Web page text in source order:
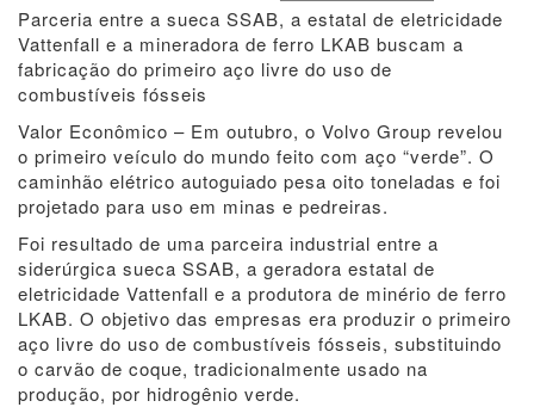
Powered by Translate
Parceria entre a sueca SSAB, a estatal de eletricidade
Vattenfall e a mineradora de ferro LKAB buscam a
fabricação do primeiro aço livre do uso de
combustíveis fósseis
Valor Econômico – Em outubro, o Volvo Group revelou
o primeiro veículo do mundo feito com aço “verde”. O
caminhão elétrico autoguiado pesa oito toneladas e foi
projetado para uso em minas e pedreiras.
Foi resultado de uma parceira industrial entre a
siderúrgica sueca SSAB, a geradora estatal de
eletricidade Vattenfall e a produtora de minério de ferro
LKAB. O objetivo das empresas era produzir o primeiro
aço livre do uso de combustíveis fósseis, substituindo
o carvão de coque, tradicionalmente usado na
produção, por hidrogênio verde.